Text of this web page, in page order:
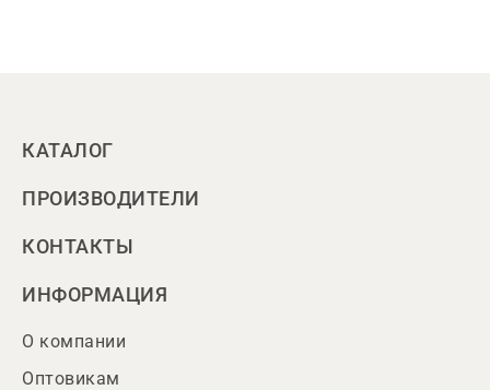
КАТАЛОГ
ПРОИЗВОДИТЕЛИ
КОНТАКТЫ
ИНФОРМАЦИЯ
О компании
Оптовикам